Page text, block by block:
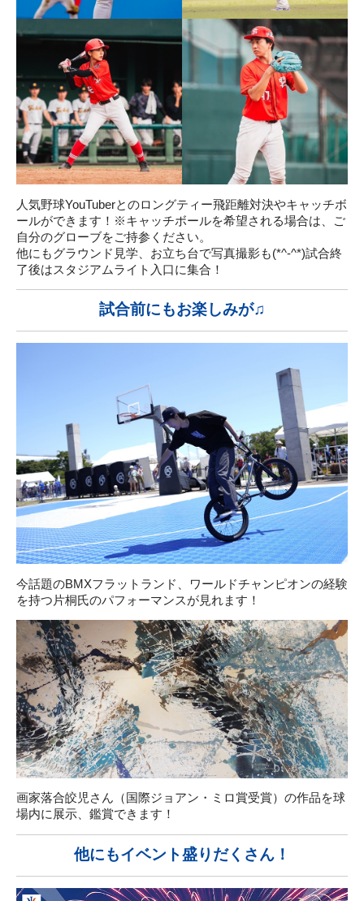
人気野球YouTuberとのロングティー飛距離対決やキャッチボ
ールができます！※キャッチボールを希望される場合は、ご
自分のグローブをご持参ください。
他にもグラウンド見学、お立ち台で写真撮影も(*^-^*)試合終
了後はスタジアムライト入口に集合！
試合前にもお楽しみが♫
今話題のBMXフラットランド、ワールドチャンピオンの経験
を持つ片桐氏のパフォーマンスが見れます！
画家落合皎児さん（国際ジョアン・ミロ賞受賞）の作品を球
場内に展示、鑑賞できます！
他にもイベント盛りだくさん！